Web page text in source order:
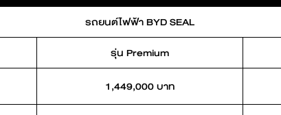
รถยนต์ไฟฟ้า BYD SEAL
รุ่น Premium
1,449,000 บาท